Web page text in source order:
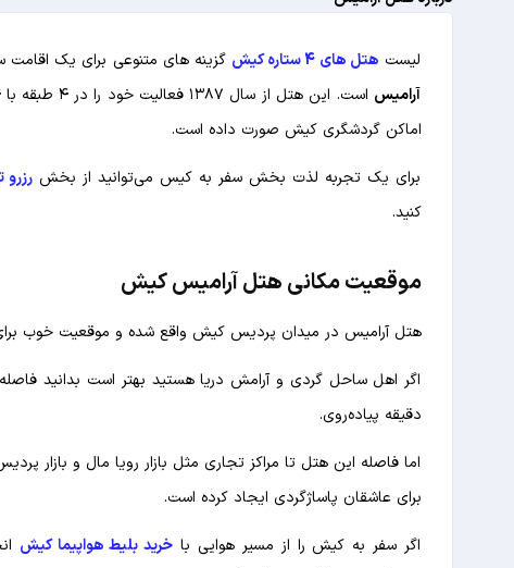
لیست هتل های 4 ستاره کیش گزینه های متنوعی برای یک
آرامیس
اماکن گردشگری کیش صورت داده است.
برای یک تجربه لذت بخش سفر به کیس می‌توانید از بخش
کنید.
موقعیت مکانی هتل آرامیس کیش
هتل آرامیس در میدان پردیس کیش واقع شده و موقعیت خوب برای
دقیقه پیاده‌روی.
برای عاشقان پاساژگردی ایجاد کرده است.
اگر سفر به کیش را از مسیر هوایی با خرید بلیط هواپیما کیش